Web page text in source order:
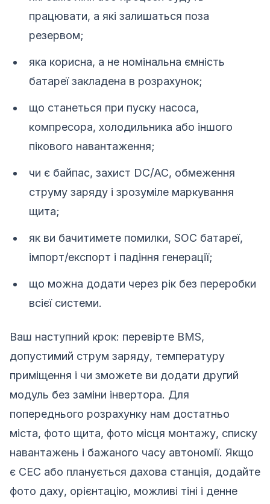
працювати, а які залишаться поза
резервом;
яка корисна, а не номінальна ємність
батареї закладена в розрахунок;
що станеться при пуску насоса,
компресора, холодильника або іншого
пікового навантаження;
чи є байпас, захист DC/AC, обмеження
струму заряду і зрозуміле маркування
щита;
як ви бачитимете помилки, SOC батареї,
імпорт/експорт і падіння генерації;
що можна додати через рік без переробки
всієї системи.
Ваш наступний крок: перевірте BMS,
допустимий струм заряду, температуру
приміщення і чи зможете ви додати другий
модуль без заміни інвертора. Для
попереднього розрахунку нам достатньо
міста, фото щита, фото місця монтажу, списку
навантажень і бажаного часу автономії. Якщо
є СЕС або планується дахова станція, додайте
фото даху, орієнтацію, можливі тіні і денне